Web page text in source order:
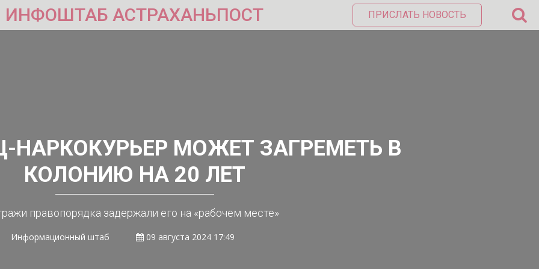
ИНФОШТАБ АСТРАХАНЬПОСТ ПРИСЛАТЬ НОВОСТЬ
НАРКОКУРЬЕР МОЖЕТ ЗАГРЕМЕТЬ В
КОЛОНИЮ НА 20 ЛЕТ
правопорядка задержали его на «рабочем месте»
Информационный штаб 09 августа 2024 17:49